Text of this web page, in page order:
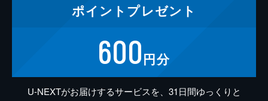
ポイント プレゼント
600円分
U-NEXTがお届けするサービスを、31日間ゆっくりと